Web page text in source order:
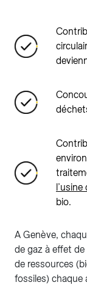
bio.
A Genève,
de gaz à effet
de ressources
fossiles) chaque